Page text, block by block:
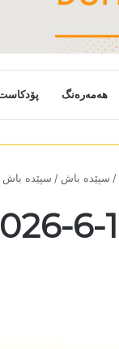
هەمەرەنگ
/ سپێدە باش / سپێدە باش 15-6-2026